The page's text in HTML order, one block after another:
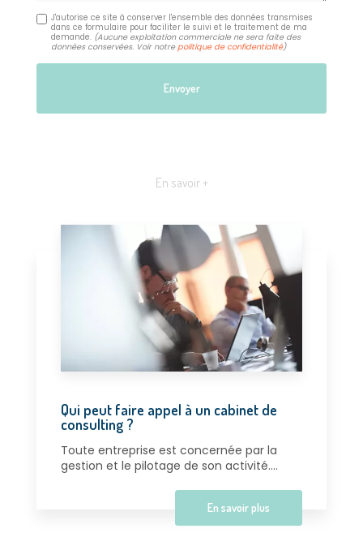
J'autorise ce site à conserver l'ensemble des données transmises
dans ce formulaire pour faciliter le suivi et le traitement de ma
demande. (Aucune exploitation commerciale ne sera faite des
données conservées. Voir notrepolitique de confidentialité)
En savoir +
Qui peut faire appel à un cabinet de
consulting ?
Toute entreprise est concernée par la
gestion et le pilotage de son activité....
En savoir plus